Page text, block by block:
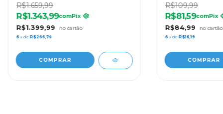
R$1.659,99
R$1.399,99
R$1.343,99comPix
6 x de R$266,74
R$109,99
R$84,99
R$81,59comPix
6 x de R$16,19